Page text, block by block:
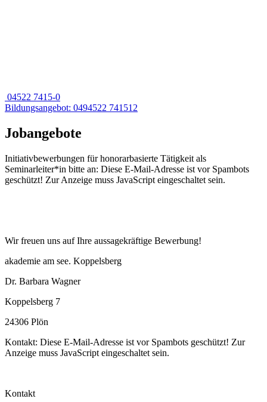
04522 7415-0
Bildungsangebot: 0494522 741512
Jobangebote
Initiativbewerbungen für honorarbasierte Tätigkeit als
Seminarleiter*in bitte an: Diese E-Mail-Adresse ist vor Spambots
geschützt! Zur Anzeige muss JavaScript eingeschaltet sein.
Wir freuen uns auf Ihre aussagekräftige Bewerbung!
akademie am see. Koppelsberg
Dr. Barbara Wagner
Koppelsberg 7
24306 Plön
Kontakt: Diese E-Mail-Adresse ist vor Spambots geschützt! Zur
Anzeige muss JavaScript eingeschaltet sein.
Kontakt